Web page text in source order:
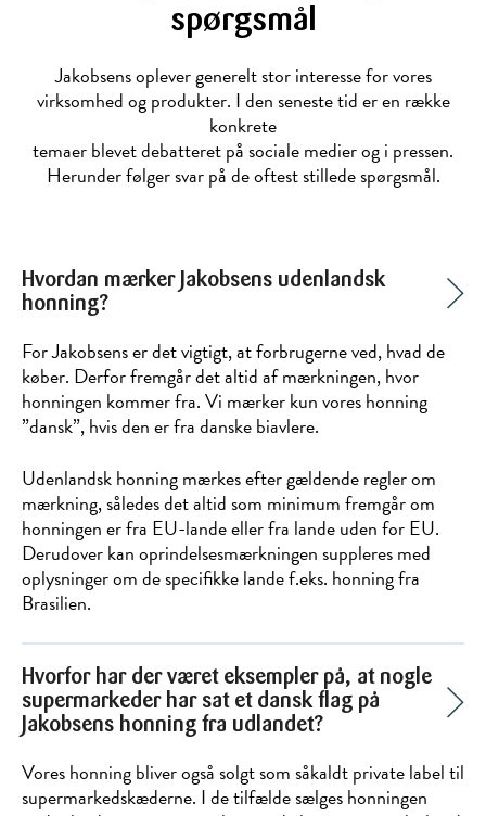
spørgsmål
Jakobsens oplever generelt stor interesse for vores
virksomhed og produkter. I den seneste tid er en række
konkrete
temaer blevet debatteret på sociale medier og i pressen.
Herunder følger svar på de oftest stillede spørgsmål.
Hvordan mærker Jakobsens udenlandsk
honning?
For Jakobsens er det vigtigt, at forbrugerne ved, hvad de
køber. Derfor fremgår det altid af mærkningen, hvor
honningen kommer fra. Vi mærker kun vores honning
”dansk”, hvis den er fra danske biavlere.
Udenlandsk honning mærkes efter gældende regler om
mærkning, således det altid som minimum fremgår om
honningen er fra EU-lande eller fra lande uden for EU.
Derudover kan oprindelsesmærkningen suppleres med
oplysninger om de specifikke lande f.eks. honning fra
Brasilien.
Hvorfor har der været eksempler på, at nogle
supermarkeder har sat et dansk flag på
Jakobsens honning fra udlandet?
Vores honning bliver også solgt som såkaldt private label til
supermarkedskæderne. I de tilfælde sælges honningen